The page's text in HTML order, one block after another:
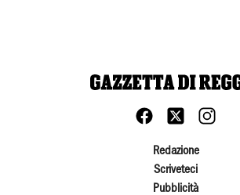
Redazione
Scriveteci
Pubblicità